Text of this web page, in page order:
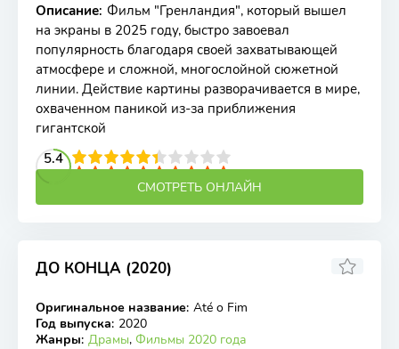
Описание: Фильм "Гренландия", который вышел
на экраны в 2025 году, быстро завоевал
популярность благодаря своей захватывающей
атмосфере и сложной, многослойной сюжетной
линии. Действие картины разворачивается в мире,
охваченном паникой из-за приближения
гигантской
5.4
4 5 6 7 8 9 10
СМОТРЕТЬ ОНЛАЙН
ДО КОНЦА (2020)
WEB-DL
Оригинальное название: Até o Fim
Год выпуска: 2020
Жанры: Драмы, Фильмы 2020 года